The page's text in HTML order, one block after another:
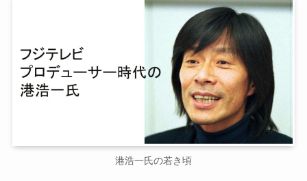
港浩一氏の若き頃